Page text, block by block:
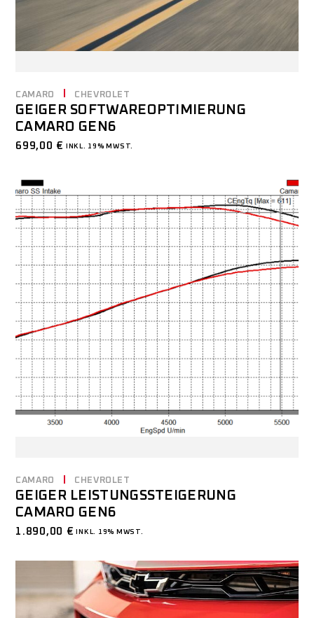
CAMARO CHEVROLET
GEIGER SOFTWAREOPTIMIERUNG
CAMARO GEN6
699,00 € INKL. 19% MWST.
CAMARO CHEVROLET
GEIGER LEISTUNGSSTEIGERUNG
CAMARO GEN6
1.890,00 € INKL. 19% MWST.